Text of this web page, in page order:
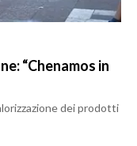
“Chenamos in
dei prodotti